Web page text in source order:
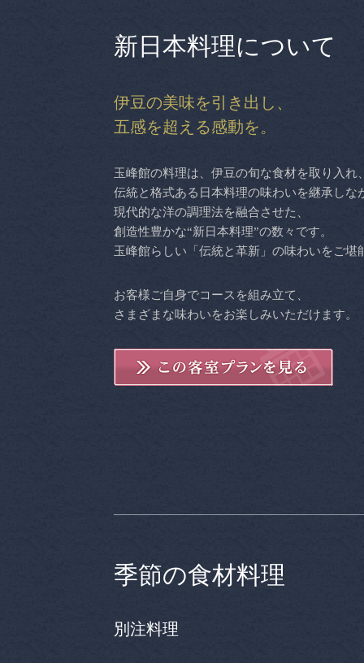
新日本料理について
伊豆の美味を引き出し、
五感を超える感動を。
玉峰館の料理は、伊豆の旬な食材を取り入れ
伝統と格式ある日本料理の味わいを継承しな
現代的な洋の調理法を融合させた、
創造性豊かな“新日本料理”の数々です。
玉峰館らしい「伝統と革新」の味わいをご堪
お客様ご自身でコースを組み立て、
さまざまな味わいをお楽しみいただけます。
季節の食材料理
別注料理